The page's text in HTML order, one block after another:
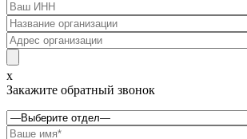
x
Закажите обратный звонок